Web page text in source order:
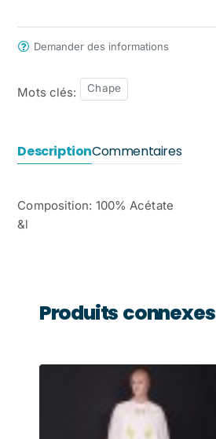
Demander des informations
Mots clés: Chape
DescriptionCommentaires
Composition: 100% Acétate
&l
Produits connexes